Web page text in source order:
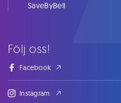
Följ oss!
Facebook
Instagram
SaveByBell